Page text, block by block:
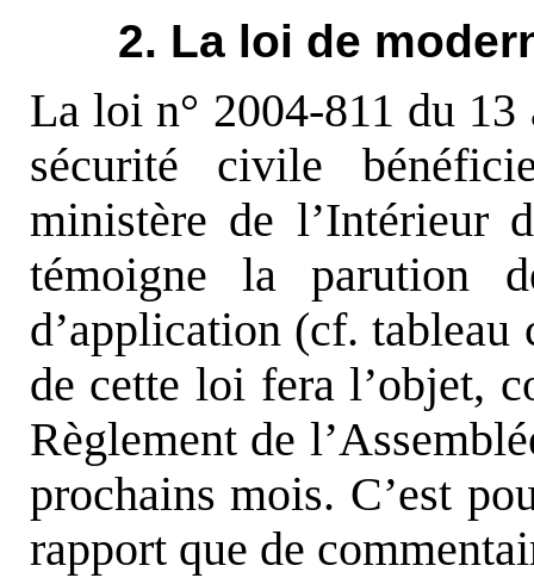
2. La loi de
La loi n° 2004-811 du
sécurité civile
ministère de l’Intérieur
témoigne la parution
d’application (cf.
de cette loi fera l’objet,
Règlement de
prochains mois. C’est
rapport que de